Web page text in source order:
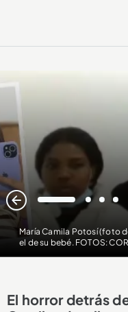
María Camila Potosí (foto
el de su bebé. FOTOS:
1 2 3 4
El horror detrás